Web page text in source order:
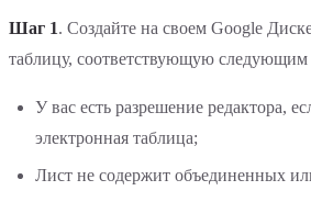
Шаг 1. Создайте на своем Google
таблицу, соответствующую следующим
У вас есть разрешение редактора,
электронная таблица;
Лист не содержит объединенных